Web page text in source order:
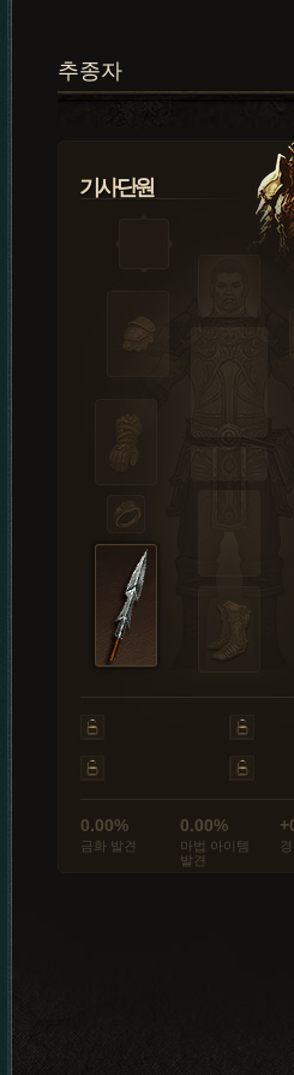
추종자
기사단원
0.00%
금화 발견
0.00%
마법 아이템
발견
경